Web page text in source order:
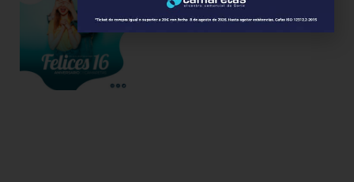
16/11/2021